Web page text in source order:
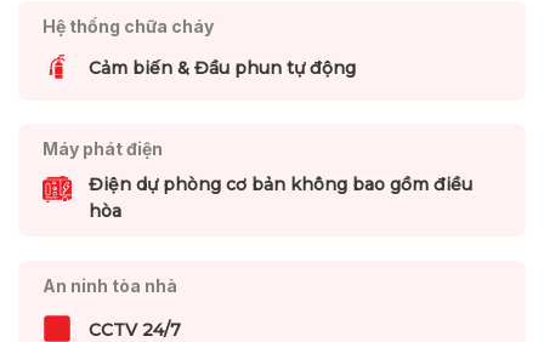
Hệ thống chữa cháy
Cảm biến & Đầu phun tự động
Máy phát điện
Điện dự phòng cơ bản không bao gồm điều
hòa
An ninh tòa nhà
CCTV 24/7